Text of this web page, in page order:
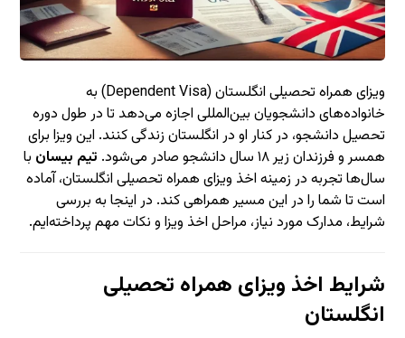
ویزای همراه تحصیلی انگلستان (Dependent Visa) به
خانواده‌های دانشجویان بین‌المللی اجازه می‌دهد تا در طول دوره
تحصیل دانشجو، در کنار او در انگلستان زندگی کنند. این ویزا برای
همسر و فرزندان زیر ۱۸ سال دانشجو صادر می‌شود.
تیم بیسان با
سال‌ها تجربه در زمینه اخذ ویزای همراه تحصیلی انگلستان، آماده
است تا شما را در این مسیر همراهی کند. در اینجا به بررسی
شرایط، مدارک مورد نیاز، مراحل اخذ ویزا و نکات مهم پرداخته‌ایم.
شرایط اخذ ویزای همراه تحصیلی
انگلستان